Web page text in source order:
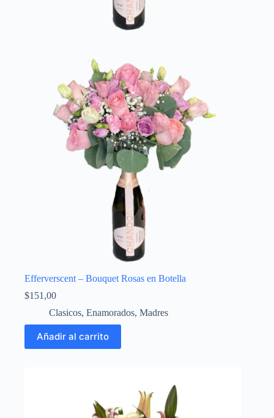
Efferverscent – Bouquet Rosas en Botella
$151,00
Clasicos, Enamorados, Madres
Añadir al carrito